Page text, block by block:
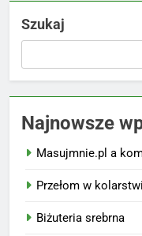
Szukaj
Najnowsze
Masujmnie.pl a
Przełom w
Biżuteria srebrna